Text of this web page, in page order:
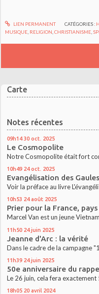
Carte
Notes récentes
09h14 30 oct. 2025
Le Cosmopolite
Notre Cosmopolite était fort
10h49 24 oct. 2025
Evangélisation des
Voir la préface au livre
10h53 24 août 2025
Prier pour la France,
Marcel Van est un jeune
11h50 24 juin 2025
Jeanne d'Arc : la vérité
Dans le cadre de la campagne
11h39 24 juin 2025
50e anniversaire du
Le 26 juin, cela fera exactement
18h05 20 avril 2024
LIEN PERMANENT CATÉGORIES :
MUSIQUE RELIGION ,CHRISTIANISME ,